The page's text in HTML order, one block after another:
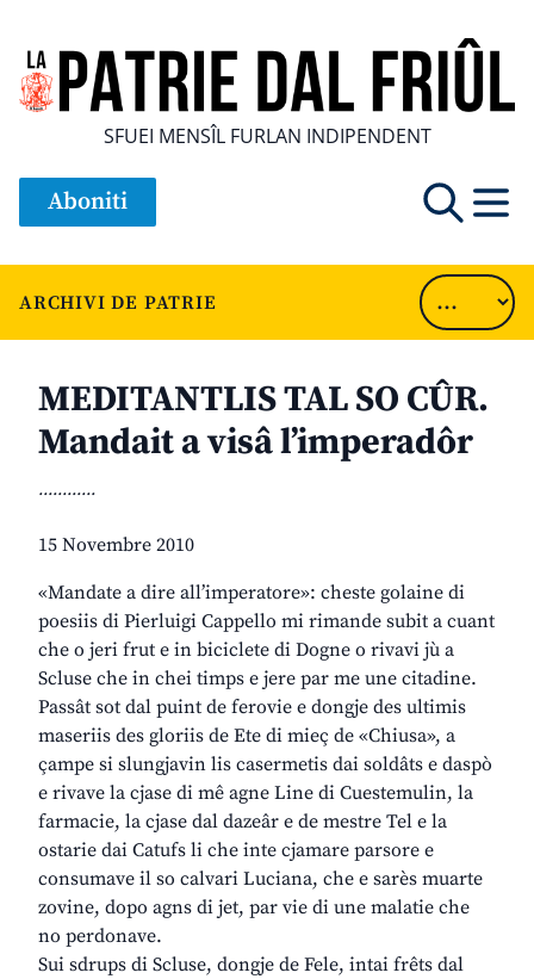
SFUEI MENSÎL FURLAN INDIPENDENT
Aboniti
ARCHIVI DE PATRIE
MEDITANTLIS TAL SO CÛR.
Mandait a visâ l’imperadôr
............
15 Novembre 2010
«Mandate a dire all’imperatore»: cheste golaine di
poesiis di Pierluigi Cappello mi rimande subit a cuant
che o jeri frut e in biciclete di Dogne o rivavi jù a
Scluse che in chei timps e jere par me une citadine.
Passât sot dal puint de ferovie e dongje des ultimis
maseriis des gloriis de Ete di mieç de «Chiusa», a
çampe si slungjavin lis casermetis dai soldâts e daspò
e rivave la cjase di mê agne Line di Cuestemulin, la
farmacie, la cjase dal dazeâr e de mestre Tel e la
ostarie dai Catufs li che inte cjamare parsore e
consumave il so calvari Luciana, che e sarès muarte
zovine, dopo agns di jet, par vie di une malatie che
no perdonave.
Sui sdrups di Scluse, dongje de Fele, intai frêts dal